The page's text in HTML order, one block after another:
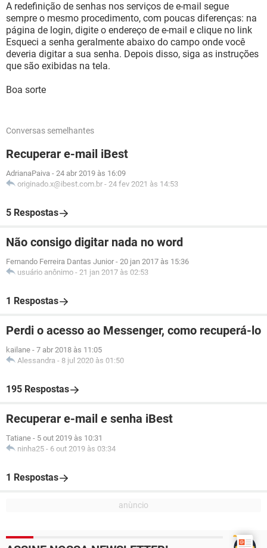
A redefinição de senhas nos serviços de e-mail segue
sempre o mesmo procedimento, com poucas diferenças: na
página de login, digite o endereço de e-mail e clique no link
Esqueci a senha geralmente abaixo do campo onde você
deveria digitar a sua senha. Depois disso, siga as instruções
que são exibidas na tela.
Boa sorte
Conversas semelhantes
Recuperar e-mail iBest
AdrianaPaiva - 24 abr 2019 às 16:09
originado.x@ibest.com.br - 24 fev 2021 às 14:53
5 Respostas
Não consigo digitar nada no word
Fernando Ferreira Dantas Junior - 20 jan 2017 às 15:36
usuário anônimo - 21 jan 2017 às 02:53
1 Respostas
Perdi o acesso ao Messenger, como recuperá-lo
kailane - 7 abr 2018 às 11:05
Alessandra - 8 jul 2020 às 01:50
195 Respostas
Recuperar e-mail e senha iBest
Tatiane - 5 out 2019 às 10:31
ninha25 - 6 out 2019 às 03:34
1 Respostas